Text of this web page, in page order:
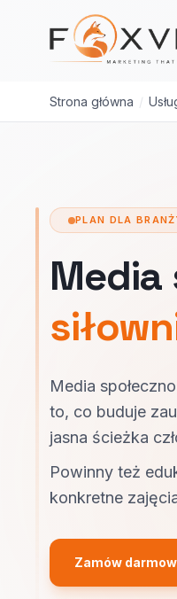
Przejdź do treści głównej
Strona główna /
PLAN DLA
Media
Media
to, co buduje
jasna ścieżka
Powinny też
konkretne
Zamów